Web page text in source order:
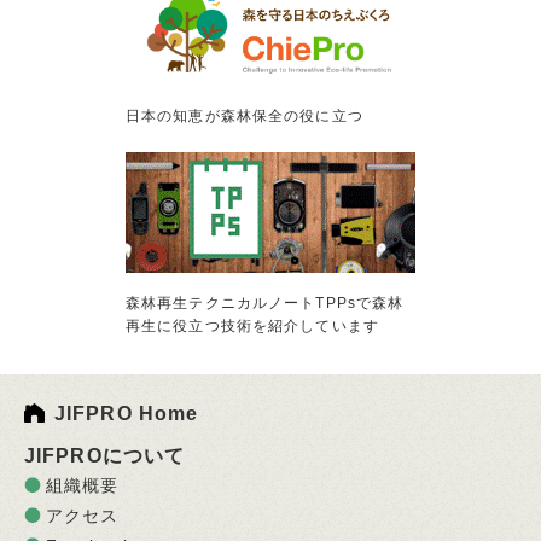
日本の知恵が森林保全の役に立つ
森林再生テクニカルノートTPPsで森林
再生に役立つ技術を紹介しています
JIFPRO Home
JIFPROについて
組織概要
アクセス